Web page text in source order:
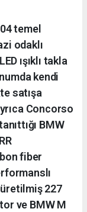
temel
odaklı
ışıklı takla
kendi
satışa
Concorso
BMW
fiber
227
ve BMW M